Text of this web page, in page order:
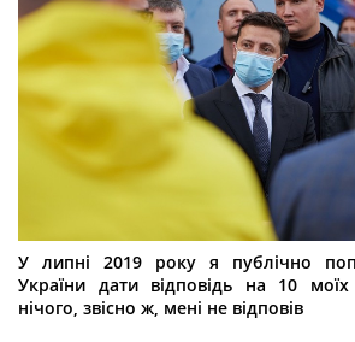
У липні 2019 року я публічно
України дати відповідь на 10 моїх
нічого, звісно ж, мені не відповів